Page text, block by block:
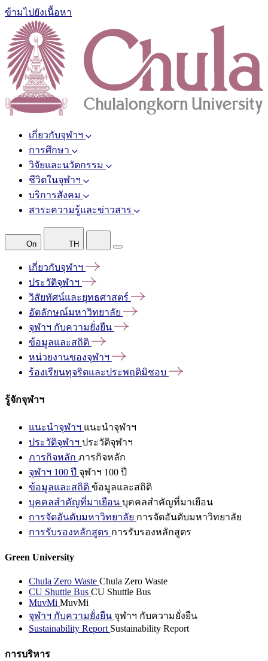
ข้ามไปยังเนื้อหา
เกี่ยวกับจุฬาฯ
การศึกษา
วิจัยและนวัตกรรม
ชีวิตในจุฬาฯ
บริการสังคม
สาระความรู้และข่าวสาร
On TH
เกี่ยวกับจุฬาฯ
ประวัติจุฬาฯ
วิสัยทัศน์และยุทธศาสตร์
อัตลักษณ์มหาวิทยาลัย
จุฬาฯ กับความยั่งยืน
ข้อมูลและสถิติ
หน่วยงานของจุฬาฯ
ร้องเรียนทุจริตและประพฤติมิชอบ
รู้จักจุฬาฯ
แนะนำจุฬาฯ แนะนำจุฬาฯ
ประวัติจุฬาฯ ประวัติจุฬาฯ
ภารกิจหลัก ภารกิจหลัก
จุฬาฯ 100 ปี จุฬาฯ 100 ปี
ข้อมูลและสถิติ ข้อมูลและสถิติ
บุคคลสำคัญที่มาเยือน บุคคลสำคัญที่มาเยือน
การจัดอันดับมหาวิทยาลัย การจัดอันดับมหาวิทยาลัย
การรับรองหลักสูตร การรับรองหลักสูตร
Green University
Chula Zero Waste Chula Zero Waste
CU Shuttle Bus CU Shuttle Bus
MuvMi MuvMi
จุฬาฯ กับความยั่งยืน จุฬาฯ กับความยั่งยืน
Sustainability Report Sustainability Report
การบริหาร